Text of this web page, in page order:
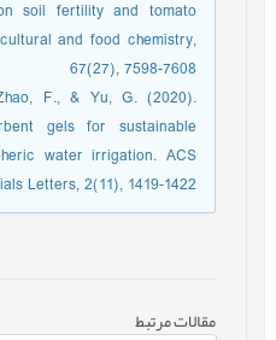
soil fertility and tomato
and food chemistry,
67(27), 7598-7608
F., & Yu, G. (2020).
gels for sustainable
water irrigation. ACS
Letters, 2(11), 1419-1422
مقالات مرتبط